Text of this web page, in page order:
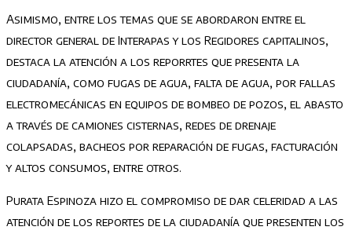
Asimismo, entre los temas que se abordaron entre el
director general de Interapas y los Regidores capitalinos,
destaca la atención a los reporrtes que presenta la
ciudadanía, como fugas de agua, falta de agua, por fallas
electromecánicas en equipos de bombeo de pozos, el abasto
a través de camiones cisternas, redes de drenaje
colapsadas, bacheos por reparación de fugas, facturación
y altos consumos, entre otros.
Purata Espinoza hizo el compromiso de dar celeridad a las
atención de los reportes de la ciudadanía que presenten los